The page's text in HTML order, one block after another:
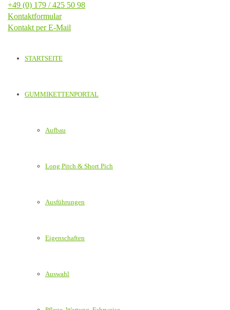
+49 (0) 179 / 425 50 98
Kontaktformular
Kontakt per E-Mail
STARTSEITE
GUMMIKETTENPORTAL
Aufbau
Long Pitch & Short Pich
Ausführungen
Eigenschaften
Auswahl